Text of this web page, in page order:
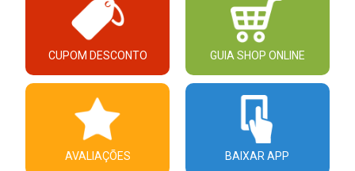
CUPOM DESCONTO GUIA SHOP ONLINE
AVALIAÇÕES BAIXAR APP